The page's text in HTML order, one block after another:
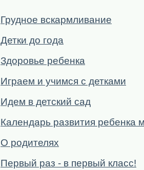
Грудное вскармливание
Детки до года
Здоровье ребенка
Играем и учимся с детками
Идем в детский сад
Календарь развития ребенка
О родителях
Первый раз - в первый класс!